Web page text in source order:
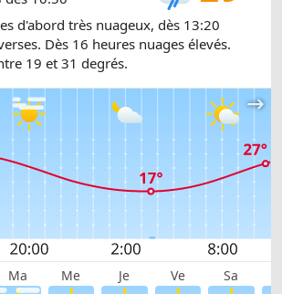
d'abord très nuageux, dès 13:20
Dès 16 heures nuages élevés.
19 et 31 degrés.
Ma Me Je Ve Sa